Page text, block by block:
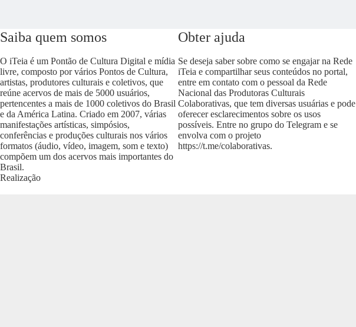
Saiba quem somos
O iTeia é um Pontão de Cultura Digital e mídia
livre, composto por vários Pontos de Cultura,
artistas, produtores culturais e coletivos, que
reúne acervos de mais de 5000 usuários,
pertencentes a mais de 1000 coletivos do Brasil
e da América Latina. Criado em 2007, várias
manifestações artísticas, simpósios,
conferências e produções culturais nos vários
formatos (áudio, vídeo, imagem, som e texto)
compõem um dos acervos mais importantes do
Brasil.
Obter ajuda
Se deseja saber sobre como se engajar na Rede
iTeia e compartilhar seus conteúdos no portal,
entre em contato com o pessoal da Rede
Nacional das Produtoras Culturais
Colaborativas, que tem diversas usuárias e pode
oferecer esclarecimentos sobre os usos
possíveis. Entre no grupo do Telegram e se
envolva com o projeto
https://t.me/colaborativas.
Realização